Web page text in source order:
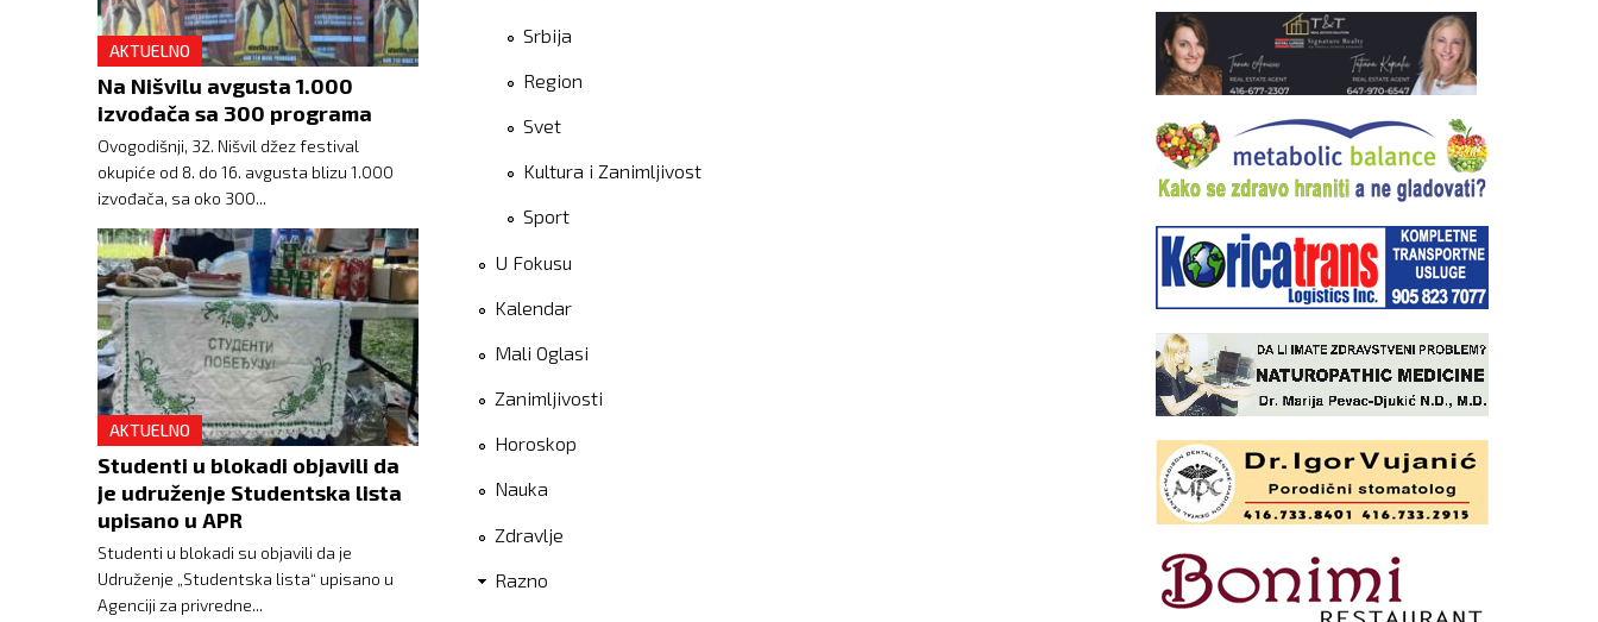
AKTUELNO
Na Nišvilu avgusta 1.000
izvođača sa 300 programa
Ovogodišnji, 32. Nišvil džez festival
okupiće od 8. do 16. avgusta blizu 1.000
izvođača, sa oko 300...
AKTUELNO
Studenti u blokadi objavili da
je udruženje Studentska lista
upisano u APR
Studenti u blokadi su objavili da je
Udruženje „Studentska lista“ upisano u
Agenciji za privredne...
Srbija
Region
Svet
Kultura i Zanimljivost
Sport
U Fokusu
Kalendar
Mali Oglasi
Zanimljivosti
Horoskop
Nauka
Zdravlje
Razno